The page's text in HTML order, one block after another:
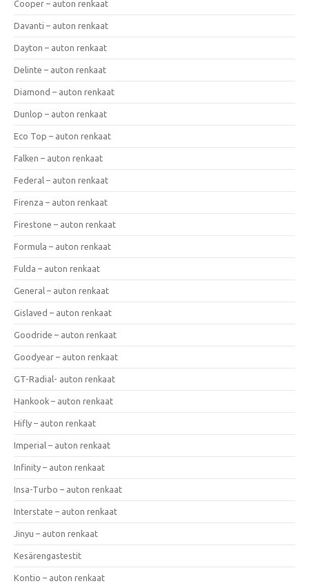
Cooper – auton renkaat
Davanti – auton renkaat
Dayton – auton renkaat
Delinte – auton renkaat
Diamond – auton renkaat
Dunlop – auton renkaat
Eco Top – auton renkaat
Falken – auton renkaat
Federal – auton renkaat
Firenza – auton renkaat
Firestone – auton renkaat
Formula – auton renkaat
Fulda – auton renkaat
General – auton renkaat
Gislaved – auton renkaat
Goodride – auton renkaat
Goodyear – auton renkaat
GT-Radial- auton renkaat
Hankook – auton renkaat
Hifly – auton renkaat
Imperial – auton renkaat
Infinity – auton renkaat
Insa-Turbo – auton renkaat
Interstate – auton renkaat
Jinyu – auton renkaat
Kesärengastestit
Kontio – auton renkaat